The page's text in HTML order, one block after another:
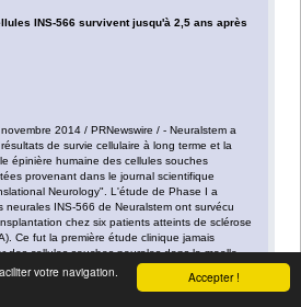
Accepter !
votre navigation.
INS-566 survivent jusqu'à 2,5 ans après
2014 / PRNewswire / - Neuralstem a
de survie cellulaire à long terme et la
épinière humaine des cellules souches
provenant dans le journal scientifique
Neurology". L'étude de Phase I a
neurales INS-566 de Neuralstem ont survécu
chez six patients atteints de sclérose
Ce fut la première étude clinique jamais
des cellules souches neurales dans la moelle